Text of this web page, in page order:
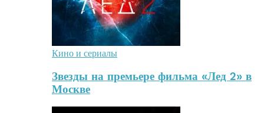
Кино и сериалы
Звезды на премьере фильма «Лед 2» в
Москве